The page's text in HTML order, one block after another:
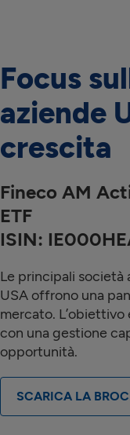
Focus
aziende
crescita
Fineco AM
ETF
ISIN:
Le principali società
USA offrono una
mercato. L’obiettivo
con una gestione
opportunità.
SCARICA LA